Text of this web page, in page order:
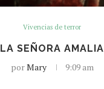
Vivencias de terror
LA SEÑORA AMALIA
porMary 9:09 am